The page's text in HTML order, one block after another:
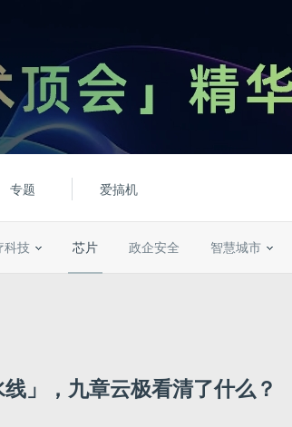
专题 爱搞机
科技 芯片 政企安全 智慧城市
」，九章云极看清了什么？